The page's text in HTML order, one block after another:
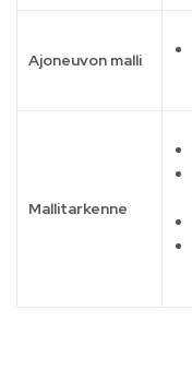
Ajoneuvon malli
Mallitarkenne